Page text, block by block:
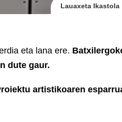
Lauaxeta Ikastola
eta lana ere.
dute gaur.
artistikoaren